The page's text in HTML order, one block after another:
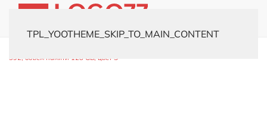
TPL_YOOTHEME_SKIP_TO_MAIN_CONTENT
392, объем памяти 128 GB, цвет S